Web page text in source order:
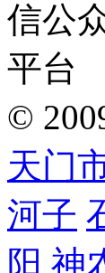
©
天门
河子
阳 神